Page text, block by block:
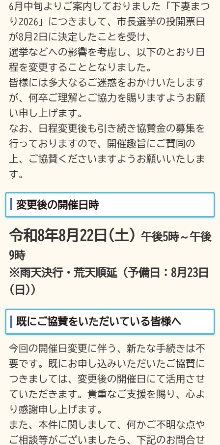
6月中旬よりご案内しておりました「下妻まつ
り2026」につきまして、市長選挙の投開票日
が8月2日に決定したことを受け、
選挙などへの影響を考慮し、以下のとおり日
程を変更することとなりました。
皆様には多大なるご迷惑をおかけいたします
が、何卒ご理解とご協力を賜りますようお願
い申し上げます。
なお、日程変更後も引き続き協賛金の募集を
行っておりますので、開催趣旨にご賛同の
上、ご協賛くださいますようお願いいたしま
す。
変更後の開催日時
令和8年8月22日(土) 午後5時～午後
9時
※雨天決行・荒天順延（予備日：8月23日
(日)）
既にご協賛をいただいている皆様へ
今回の開催日変更に伴う、新たな手続きは不
要です。既にお申し込みいただいたご協賛に
つきましては、変更後の開催日にて活用させ
ていただきます。貴重なご支援を賜り、心よ
り感謝申し上げます。
また、本件に関しまして、何かご不明な点や
ご相談等がございましたら、下記のお問合せ